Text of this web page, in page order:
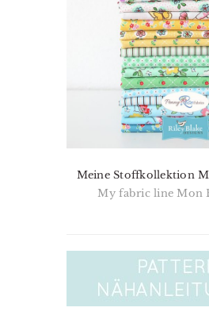
Meine Stoffkollektion
My fabric line Mon